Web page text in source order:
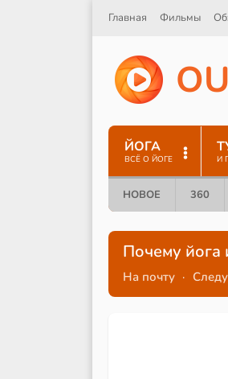
Главная Фильмы
OU
ЙОГА
ВСЁ О ЙОГЕ И
НОВОЕ 360
Почему йога
На почту ·